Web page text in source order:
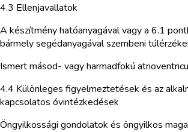
4.3 Ellenjavallatok
A készítmény hatóanyagával vagy a 6.1
bármely segédanyagával szembeni
Ismert másod- vagy harmadfokú
4.4 Különleges figyelmeztetések és az
kapcsolatos óvintézkedések
Öngyilkossági gondolatok és öngyilkos